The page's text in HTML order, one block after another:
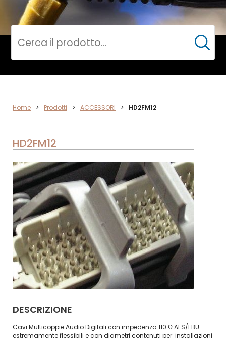
ACCESSORI
Cerca
Home > Prodotti > ACCESSORI > HD2FM12
HD2FM12
DESCRIZIONE
Cavi Multicoppie Audio Digitali con impedenza 110 Ω AES/EBU
estremamente flessibili e con diametri contenuti per installazioni